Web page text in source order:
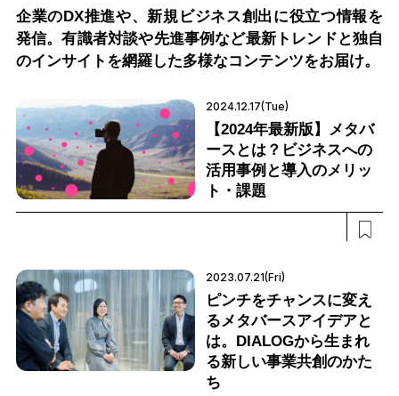
企業のDX推進や、新規ビジネス創出に役立つ情報を
発信。有識者対談や先進事例など最新トレンドと独自
のインサイトを網羅した多様なコンテンツをお届け。
2024.12.17(Tue)
【2024年最新版】メタバ
ースとは？ビジネスへの
活用事例と導入のメリッ
ト・課題
2023.07.21(Fri)
ピンチをチャンスに変え
るメタバースアイデアと
は。DIALOGから生まれ
る新しい事業共創のかた
ち